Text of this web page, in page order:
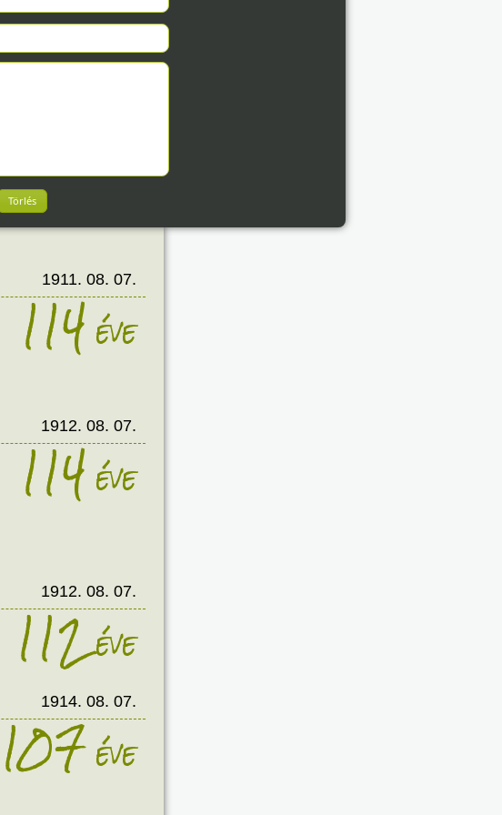
1876. 08. 07.
128éve
115
1911. 08. 07.
114éve
1912. 08. 07.
114éve
1912. 08. 07.
112éve
1914. 08. 07.
107éve
Törlés